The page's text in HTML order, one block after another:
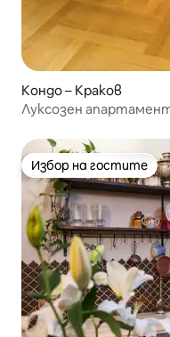
Кондо – Краков
Луксозен
Избор на гостите
Избор на гостите